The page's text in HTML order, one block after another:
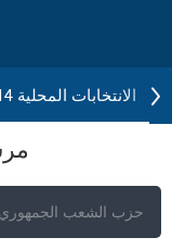
الانتخابات المحلية 2014
حزب الشعب الجمهوري